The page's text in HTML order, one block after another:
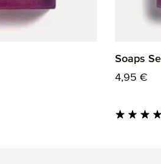
Soaps
Regulärer
4,95 €